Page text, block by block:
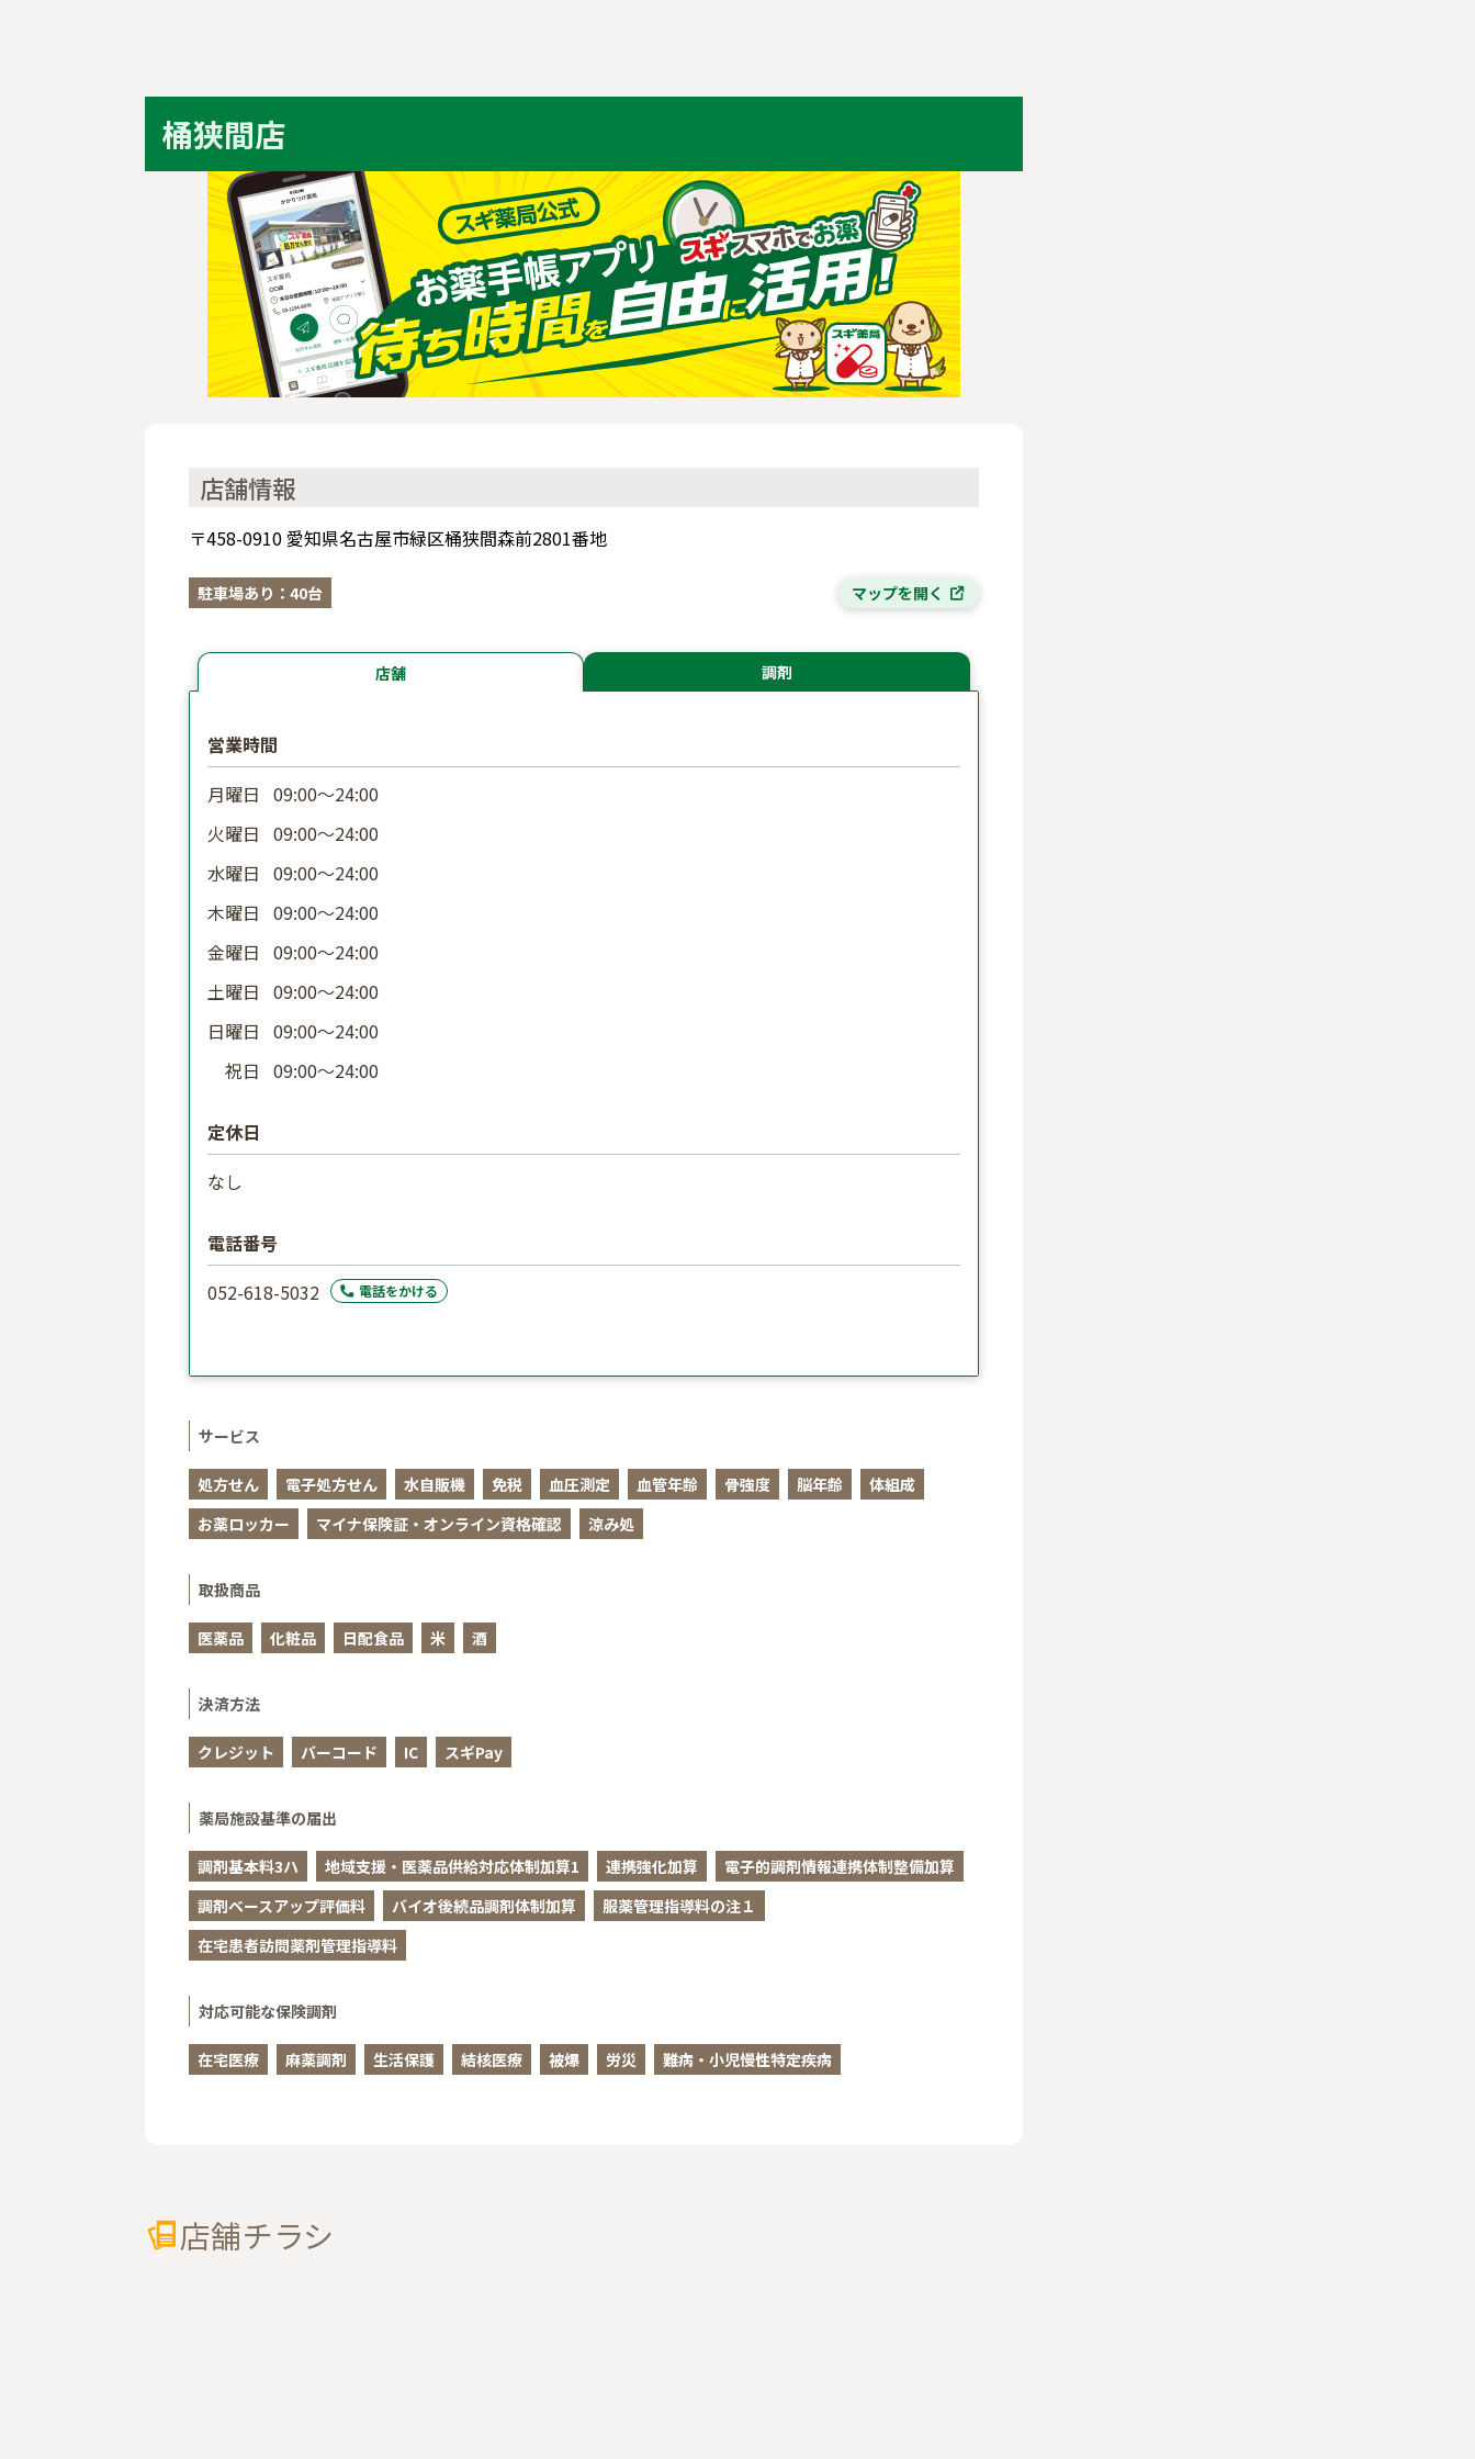
桶狭間店
店舗情報
〒458-0910 愛知県名古屋市緑区桶狭間森前2801番地
駐車場あり：40台 マップを開く
店舗 調剤
営業時間
月曜日 09:00〜24:00
火曜日 09:00〜24:00
水曜日 09:00〜24:00
木曜日 09:00〜24:00
金曜日 09:00〜24:00
土曜日 09:00〜24:00
日曜日 09:00〜24:00
祝日 09:00〜24:00
定休日
なし
電話番号
052-618-5032
電話をかける
サービス
処方せん 電子処方せん 水自販機 免税 血圧測定 血管年齢 骨強度 脳年齢
体組成
お薬ロッカー
マイナ保険証・オンライン資格確認 涼み処
取扱商品
医薬品 化粧品 日配食品 米 酒
決済方法
クレジット バーコード IC スギPay
薬局施設基準の届出
調剤基本料3ハ 地域支援・医薬品供給対応体制加算1 連携強化加算
電子的調剤情報連携体制整備加算
調剤ベースアップ評価料
バイオ後続品調剤体制加算
服薬管理指導料の注１
在宅患者訪問薬剤管理指導料
対応可能な保険調剤
在宅医療 麻薬調剤 生活保護 結核医療 被爆 労災 難病・小児慢性特定疾病
店舗チラシ